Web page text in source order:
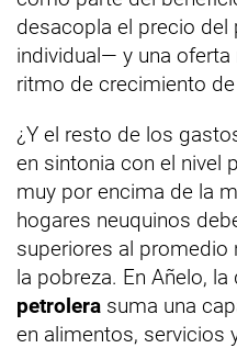
desacopla el precio del
individual— y una oferta
ritmo de crecimiento
¿Y el resto de los
en sintonia con el nivel
muy por encima de la
hogares neuquinos
superiores al promedio
la pobreza. En Añelo,
petrolera suma una
en alimentos, servicios